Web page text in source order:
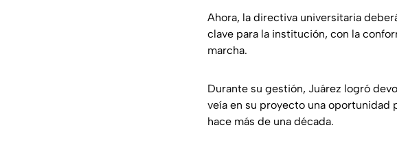
Ahora, la directiva universitaria
clave para la institución, con la
marcha.
Durante su gestión, Juárez logró
veía en su proyecto una
hace más de una década.